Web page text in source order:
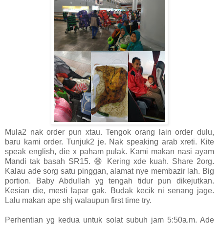
Mula2 nak order pun xtau. Tengok orang lain order dulu,
baru kami order. Tunjuk2 je. Nak speaking arab xreti. Kite
speak english, die x paham pulak. Kami makan nasi ayam
Mandi tak basah SR15. 😄 Kering xde kuah. Share 2org.
Kalau ade sorg satu pinggan, alamat nye membazir lah. Big
portion. Baby Abdullah yg tengah tidur pun dikejutkan.
Kesian die, mesti lapar gak. Budak kecik ni senang jage.
Lalu makan ape shj walaupun first time try.
Perhentian yg kedua untuk solat subuh jam 5:50a.m. Ade